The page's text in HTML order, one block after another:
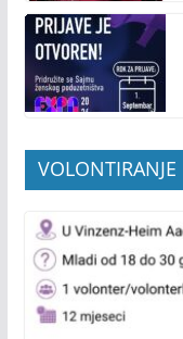
VOLONTIRANJE